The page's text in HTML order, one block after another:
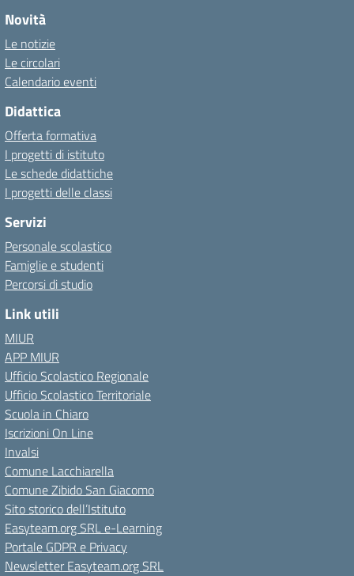
Novità
Le notizie
Le circolari
Calendario eventi
Didattica
Offerta formativa
I progetti di istituto
Le schede didattiche
I progetti delle classi
Servizi
Personale scolastico
Famiglie e studenti
Percorsi di studio
Link utili
MIUR
APP MIUR
Ufficio Scolastico Regionale
Ufficio Scolastico Territoriale
Scuola in Chiaro
Iscrizioni On Line
Invalsi
Comune Lacchiarella
Comune Zibido San Giacomo
Sito storico dell’Istituto
Easyteam.org SRL e-Learning
Portale GDPR e Privacy
Newsletter Easyteam.org SRL